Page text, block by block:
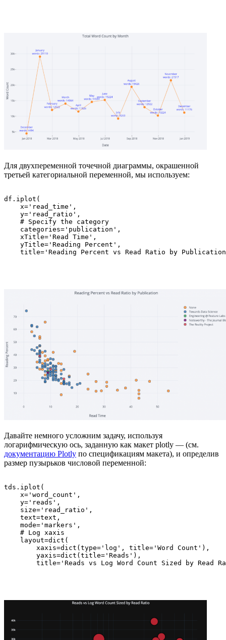
Для двухпеременной точечной диаграммы, окрашенной
третьей категориальной переменной, мы используем:
df.iplot(
    x='read_time',
    y='read_ratio',
    # Specify the category
    categories='publication',
    xTitle='Read Time',
    yTitle='Reading Percent',
title='Reading Percent vs Read Ratio by
Давайте немного усложним задачу, используя
логарифмическую ось, заданную как макет plotly — (см.
документацию Plotly по спецификациям макета), и определив
размер пузырьков числовой переменной:
tds.iplot(
    x='word_count',
    y='reads',
    size='read_ratio',
    text=text,
    mode='markers',
    # Log xaxis
    layout=dict(
        xaxis=dict(type='log', title='Word Count'),
        yaxis=dict(title='Reads'),
title='Reads vs Log Word Count Sized by Read